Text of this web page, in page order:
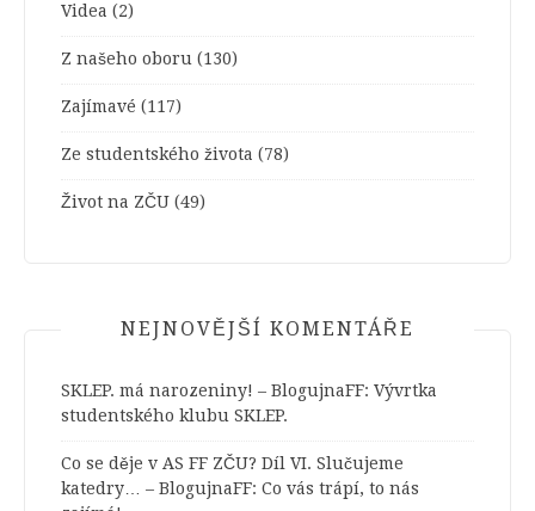
Videa (2)
Z našeho oboru (130)
Zajímavé (117)
Ze studentského života (78)
Život na ZČU (49)
NEJNOVĚJŠÍ KOMENTÁŘE
SKLEP. má narozeniny! – BlogujnaFF: Vývrtka
studentského klubu SKLEP.
Co se děje v AS FF ZČU? Díl VI. Slučujeme
katedry… – BlogujnaFF: Co vás trápí, to nás